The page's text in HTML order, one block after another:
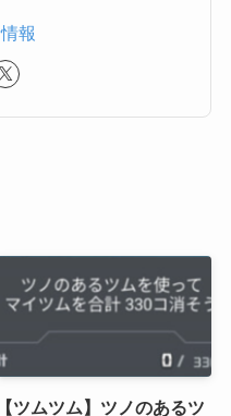
報
【ツムツム】ツノのあるツ